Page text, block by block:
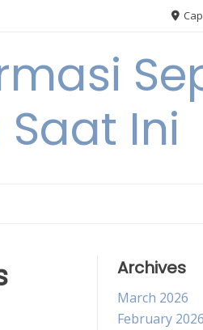
Ini
Archives
March 2026
February 2026